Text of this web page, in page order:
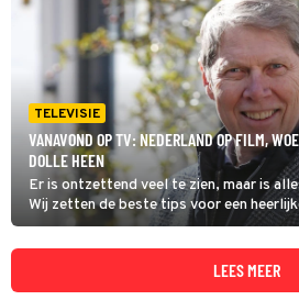
TELEVISIE
VANAVOND OP TV: NEDERLAND OP FILM,
DOLLE HEEN
Er is ontzettend veel te zien, maar is
Wij zetten de beste tips voor een
op een rij. Dit zijn de kijktips voor
verder kijken, check dan onze
overzicht van wat er vanavond op tv is.
LEES MEER